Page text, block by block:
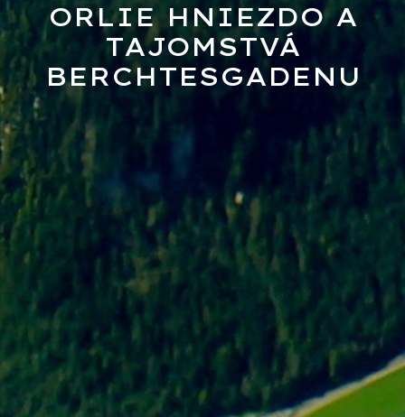
ORLIE HNIEZDO A
TAJOMSTVÁ
BERCHTESGADENU